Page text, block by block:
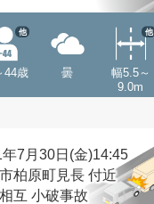
44歳
他
曇
幅5.5～
9.0m
他
年7月30日(金)14:45
柏原町見長 付近
互 小破事故